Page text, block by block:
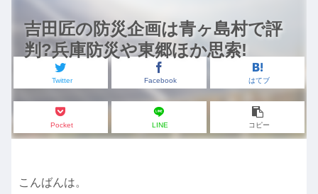
吉田匠の防災企画は青ヶ島村で評
判?兵庫防災や東郷ほか思索!
Twitter Facebook はてブ
Pocket LINE コピー
こんばんは。